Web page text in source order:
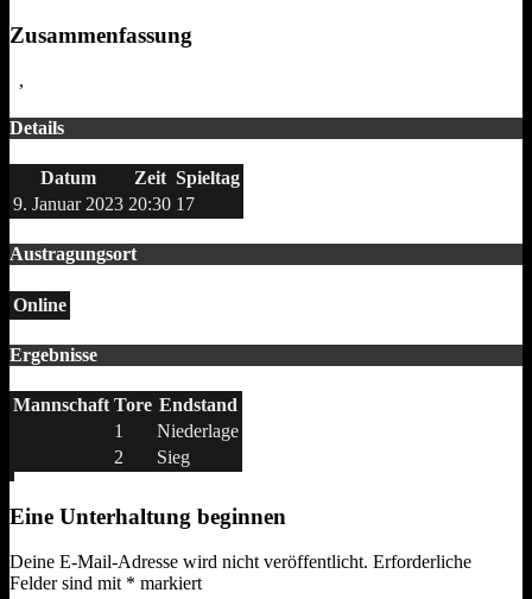
Zusammenfassung
,
Details
Datum Zeit Spieltag
9. Januar 2023 20:30 17
Austragungsort
Online
Ergebnisse
Mannschaft Tore Endstand
1
Niederlage
2
Sieg
Eine Unterhaltung beginnen
Deine E-Mail-Adresse wird nicht veröffentlicht. Erforderliche
Felder sind mit * markiert